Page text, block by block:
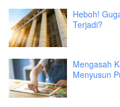
Heboh!
Terjadi?
Mengasah
Menyusun